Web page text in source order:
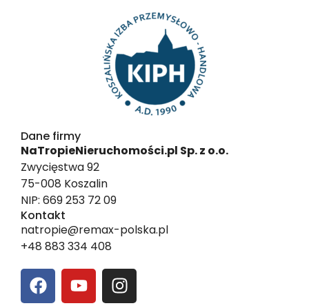
Dane firmy
NaTropieNieruchomości.pl Sp. z o.o.
Zwycięstwa 92
75-008 Koszalin
NIP: 669 253 72 09
Kontakt
natropie@remax-polska.pl
+48 883 334 408